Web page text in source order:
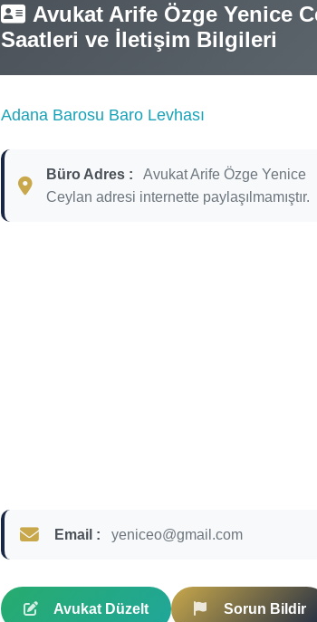
Avukat Arife Özge Yenice
Saatleri ve İletişim Bilgileri
Adana Barosu Baro Levhası
Büro Adres :
Avukat Arife Özge Yenice
Ceylan adresi internette paylaşılmamıştır.
Email : yeniceo@gmail.com
Avukat Düzelt Sorun Bildir